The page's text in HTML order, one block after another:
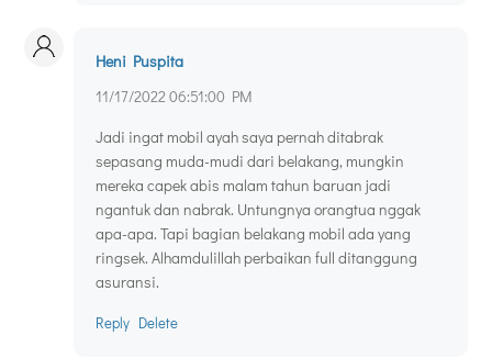
Heni Puspita
11/17/2022 06:51:00 PM
Jadi ingat mobil ayah saya pernah ditabrak
sepasang muda-mudi dari belakang, mungkin
mereka capek abis malam tahun baruan jadi
ngantuk dan nabrak. Untungnya orangtua nggak
apa-apa. Tapi bagian belakang mobil ada yang
ringsek. Alhamdulillah perbaikan full ditanggung
asuransi.
Reply Delete